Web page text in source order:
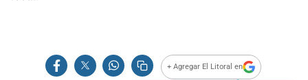
+ Agregar El Litoral en